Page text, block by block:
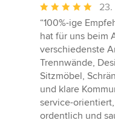
Durchschnittliche
Bewertung:
5
von
5
Sternen
“100%-ige
hat für uns beim
verschiedenste
Trennwände,
Sitzmöbel,
und klare
service-
ordentlich und